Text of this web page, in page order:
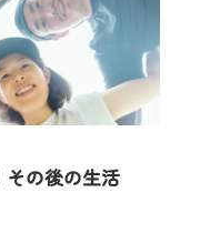
の後の生活